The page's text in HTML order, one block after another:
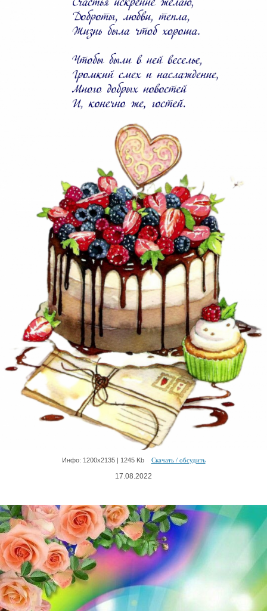
Инфо: 1200х2135 | 1245 Kb Скачать / обсудить
17.08.2022